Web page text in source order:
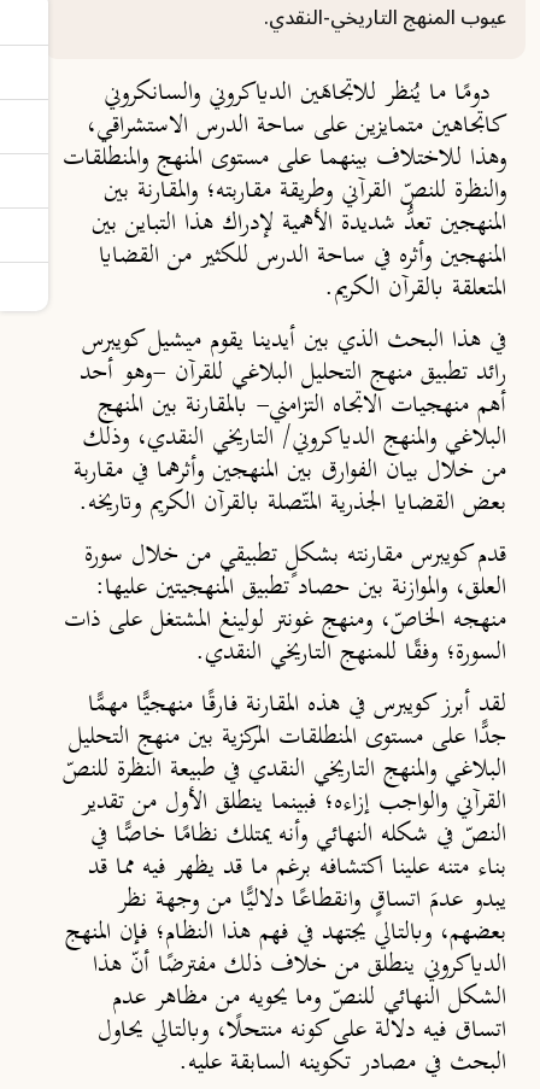
عيوب المنهج التاريخي-النقدي.
دومًا ما يُنظر للاتجاهَين الدياكروني والسانكروني
كاتجاهين متمايزين على ساحة الدرس الاستشراقي،
وهذا للاختلاف بينهما على مستوى المنهج والمنطلقات
والنظرة للنصّ القرآني وطريقة مقاربته؛ والمقارنة بين
المنهجين تعدُّ شديدة الأهمية لإدراك هذا التباين بين
المنهجين وأثره في ساحة الدرس للكثير من القضايا
المتعلقة بالقرآن الكريم.
في هذا البحث الذي بين أيدينا يقوم ميشيل كويبرس
رائد تطبيق منهج التحليل البلاغي للقرآن -وهو أحد
أهم منهجيات الاتجاه التزامني- بالمقارنة بين المنهج
البلاغي والمنهج الدياكروني/ التاريخي النقدي، وذلك
من خلال بيان الفوارق بين المنهجين وأثرهما في مقاربة
بعض القضايا الجذرية المتّصلة بالقرآن الكريم وتاريخه.
قدم كويبرس مقارنته بشكلٍ تطبيقي من خلال سورة
العلق، والموازنة بين حصاد تطبيق المنهجيتين عليها:
منهجه الخاصّ، ومنهج غونتر لولينغ المشتغل على ذات
السورة؛ وفقًا للمنهج التاريخي النقدي.
لقد أبرز كويبرس في هذه المقارنة فارقًا منهجيًّا مهمًّا
جدًّا على مستوى المنطلقات المركزية بين منهج التحليل
البلاغي والمنهج التاريخي النقدي في طبيعة النظرة للنصّ
القرآني والواجب إزاءه؛ فبينما ينطلق الأول من تقدير
النصّ في شكله النهائي وأنه يمتلك نظامًا خاصًّا في
بناء متنه علينا اكتشافه برغم ما قد يظهر فيه مما قد
يبدو عدمَ اتساقٍ وانقطاعًا دلاليًّا من وجهة نظر
بعضهم، وبالتالي يجتهد في فهم هذا النظام؛ فإن المنهج
الدياكروني ينطلق من خلاف ذلك مفترضًا أنّ هذا
الشكل النهائي للنصّ وما يحويه من مظاهر عدم
اتساق فيه دلالة على كونه منتحلًا، وبالتالي يحاول
البحث في مصادر تكوينه السابقة عليه.